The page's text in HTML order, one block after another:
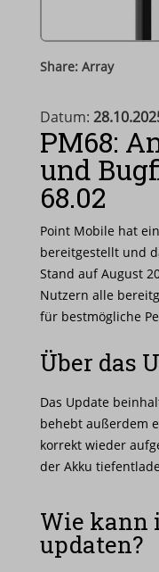
Share: Array
Datum:
PM68:
und
68.02
Point Mobile hat
bereitgestellt und
Stand auf August
Nutzern alle
für bestmögliche
Über das
Das Update
behebt außerdem
korrekt wieder
der Akku
Wie kann
updaten?